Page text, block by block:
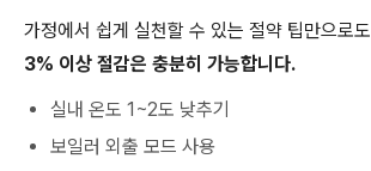
가정에서 쉽게 실천할 수 있는 절약 팁만으로도
3% 이상 절감은 충분히 가능합니다.
실내 온도 1~2도 낮추기
보일러 외출 모드 사용